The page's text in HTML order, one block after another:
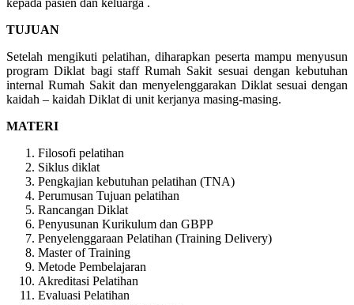
TUJUAN
Setelah mengikuti pelatihan, diharapkan peserta mampu menyusun
program Diklat bagi staff Rumah Sakit sesuai dengan kebutuhan
internal Rumah Sakit dan menyelenggarakan Diklat sesuai dengan
kaidah – kaidah Diklat di unit kerjanya masing-masing.
MATERI
Filosofi pelatihan
Siklus diklat
Pengkajian kebutuhan pelatihan (TNA)
Perumusan Tujuan pelatihan
Rancangan Diklat
Penyusunan Kurikulum dan GBPP
Penyelenggaraan Pelatihan (Training Delivery)
Master of Training
Metode Pembelajaran
Akreditasi Pelatihan
Evaluasi Pelatihan